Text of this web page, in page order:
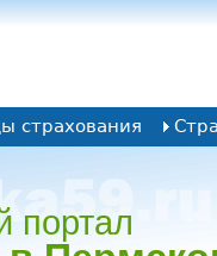
портал
страхования